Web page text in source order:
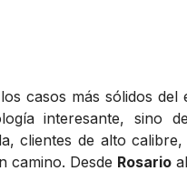
casos más sólidos
interesante, sino
clientes de alto calibre,
camino. Desde Rosario